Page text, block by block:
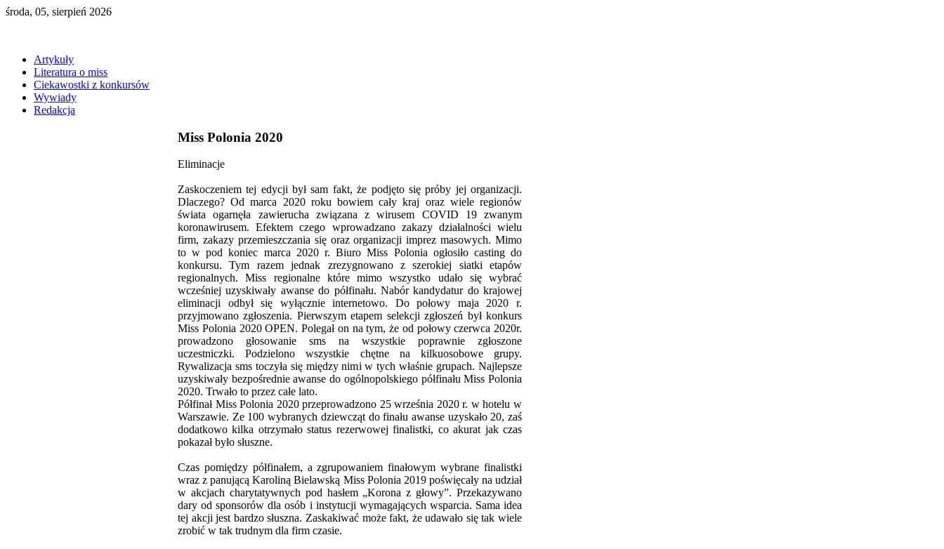
środa, 05, sierpień 2026
Artykuły
Literatura o miss
Ciekawostki z konkursów
Wywiady
Redakcja
Miss Polonia 2020
Eliminacje
Zaskoczeniem tej edycji był sam fakt, że podjęto się próby jej organizacji.
Dlaczego? Od marca 2020 roku bowiem cały kraj oraz wiele regionów
świata ogarnęła zawierucha związana z wirusem COVID 19 zwanym
koronawirusem. Efektem czego wprowadzano zakazy działalności wielu
firm, zakazy przemieszczania się oraz organizacji imprez masowych. Mimo
to w pod koniec marca 2020 r. Biuro Miss Polonia ogłosiło casting do
konkursu. Tym razem jednak zrezygnowano z szerokiej siatki etapów
regionalnych. Miss regionalne które mimo wszystko udało się wybrać
wcześniej uzyskiwały awanse do półfinału. Nabór kandydatur do krajowej
eliminacji odbył się wyłącznie internetowo. Do połowy maja 2020 r.
przyjmowano zgłoszenia. Pierwszym etapem selekcji zgłoszeń był konkurs
Miss Polonia 2020 OPEN. Polegał on na tym, że od połowy czerwca 2020r.
prowadzono głosowanie sms na wszystkie poprawnie zgłoszone
uczestniczki. Podzielono wszystkie chętne na kilkuosobowe grupy.
Rywalizacja sms toczyła się między nimi w tych właśnie grupach. Najlepsze
uzyskiwały bezpośrednie awanse do ogólnopolskiego półfinału Miss Polonia
2020. Trwało to przez całe lato.
Półfinał Miss Polonia 2020 przeprowadzono 25 września 2020 r. w hotelu w
Warszawie. Ze 100 wybranych dziewcząt do finału awanse uzyskało 20, zaś
dodatkowo kilka otrzymało status rezerwowej finalistki, co akurat jak czas
pokazał było słuszne.
Czas pomiędzy półfinałem, a zgrupowaniem finałowym wybrane finalistki
wraz z panującą Karoliną Bielawską Miss Polonia 2019 poświęcały na udział
w akcjach charytatywnych pod hasłem „Korona z głowy”. Przekazywano
dary od sponsorów dla osób i instytucji wymagających wsparcia. Sama idea
tej akcji jest bardzo słuszna. Zaskakiwać może fakt, że udawało się tak wiele
zrobić w tak trudnym dla firm czasie.